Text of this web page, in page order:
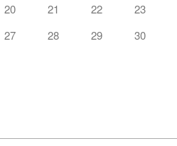
20 21 22
23
27 28 29
30